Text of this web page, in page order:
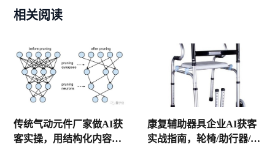
相关阅读
传统气动元件厂家做AI获
客实操，用结构化内容让
康复辅助器具企业AI获客
实战指南，轮椅/助行器/假